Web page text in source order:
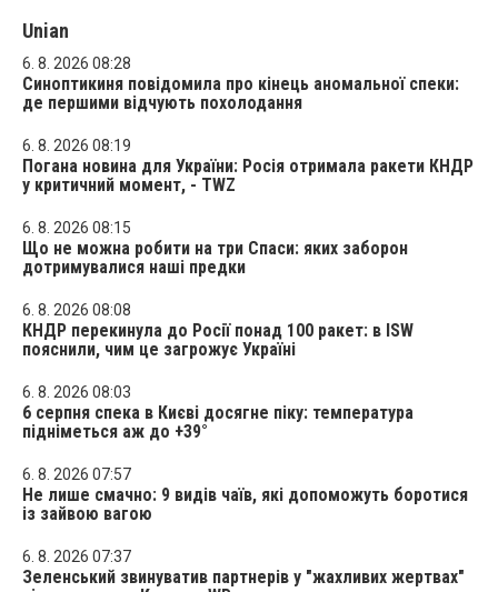
Unian
6. 8. 2026 08:28
Синоптикиня повідомила про кінець аномальної спеки:
де першими відчують похолодання
6. 8. 2026 08:19
Погана новина для України: Росія отримала ракети КНДР
у критичний момент, - TWZ
6. 8. 2026 08:15
Що не можна робити на три Спаси: яких заборон
дотримувалися наші предки
6. 8. 2026 08:08
КНДР перекинула до Росії понад 100 ракет: в ISW
пояснили, чим це загрожує Україні
6. 8. 2026 08:03
6 серпня спека в Києві досягне піку: температура
підніметься аж до +39°
6. 8. 2026 07:57
Не лише смачно: 9 видів чаїв, які допоможуть боротися
із зайвою вагою
6. 8. 2026 07:37
Зеленський звинуватив партнерів у "жахливих жертвах"